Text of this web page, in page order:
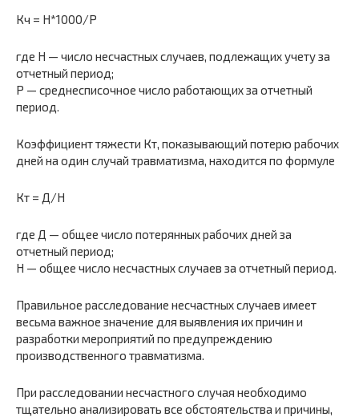
Кч = Н*1000/Р
где Н — число несчастных случаев, подлежащих учету за
отчетный период;
Р — среднесписочное число работающих за отчетный
период.
Коэффициент тяжести Кт, показывающий потерю рабочих
дней на один случай травматизма, находится по формуле
Кт = Д/Н
где Д — общее число потерянных рабочих дней за
отчетный период;
Н — общее число несчастных случаев за отчетный период.
Правильное расследование несчастных случаев имеет
весьма важное значение для выявления их причин и
разработки мероприятий по предупреждению
производственного травматизма.
При расследовании несчастного случая необходимо
тщательно анализировать все обстоятельства и причины,